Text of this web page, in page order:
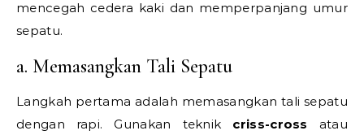
mencegah cedera kaki dan memperpanjang umur
sepatu.
a. Memasangkan Tali Sepatu
Langkah pertama adalah memasangkan tali sepatu
dengan rapi. Gunakan teknik criss-cross atau